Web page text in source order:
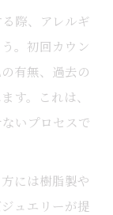
際、アレルギ
。初回カウン
有無、過去の
す。これは、
いプロセスで
には樹脂製や
ュエリーが提